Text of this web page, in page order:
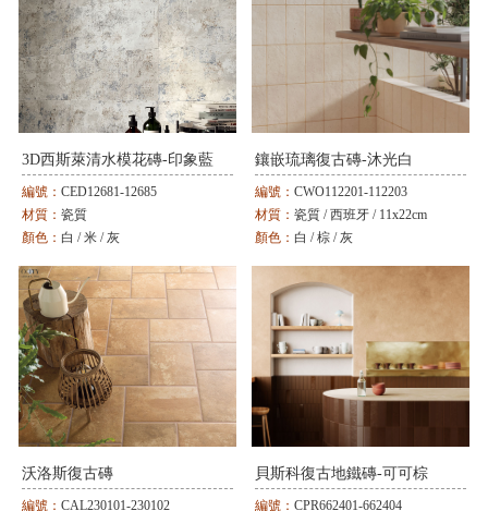
3D西斯萊清水模花磚-印象藍
編號： CED12681-12685
材質： 瓷質
顏色： 白 / 米 / 灰
鑲嵌琉璃復古磚-沐光白
編號： CWO112201-112203
材質： 瓷質 / 西班牙 / 11x22cm
顏色： 白 / 棕 / 灰
沃洛斯復古磚
編號： CAL230101-230102
貝斯科復古地鐵磚-可可棕
編號： CPR662401-662404